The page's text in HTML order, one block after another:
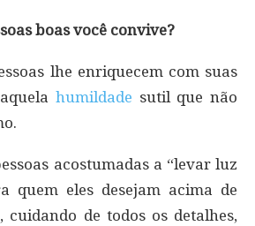
boas você convive?
lhe enriquecem com suas
humildade sutil que não
acostumadas a “levar luz
quem eles desejam acima de
cuidando de todos os detalhes,